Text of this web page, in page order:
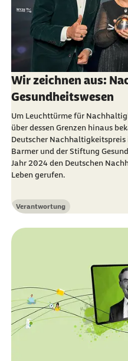
Wir zeichnen aus:
Gesundheitswesen
Um Leuchttürme für
über dessen Grenzen hinaus
Deutscher
Barmer und der Stiftung
Jahr 2024 den Deutschen
Leben gerufen.
Kategorie
Verantwortung